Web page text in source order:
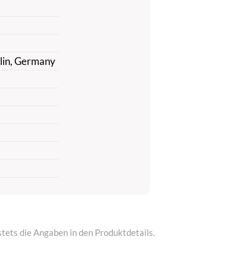
Germany
die Angaben in den Produktdetails.